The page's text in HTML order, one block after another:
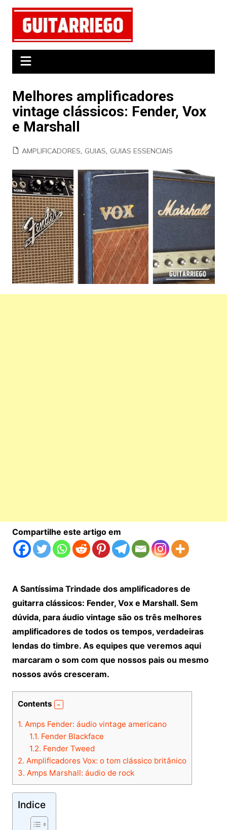
conteúdo
Melhores amplificadores
vintage clássicos: Fender, Vox
e Marshall
AMPLIFICADORES, GUIAS, GUIAS ESSENCIAIS
Compartilhe este artigo em
A Santíssima Trindade dos amplificadores de
guitarra clássicos: Fender, Vox e Marshall. Sem
dúvida, para áudio vintage são os três melhores
amplificadores de todos os tempos, verdadeiras
lendas do timbre. As equipes que veremos aqui
marcaram o som com que nossos pais ou mesmo
nossos avós cresceram.
Contents
1. Amps Fender: áudio vintage americano
1.1. Fender Blackface
1.2. Fender Tweed
2. Amplificadores Vox: o tom clássico britânico
3. Amps Marshall: áudio de rock
Indice